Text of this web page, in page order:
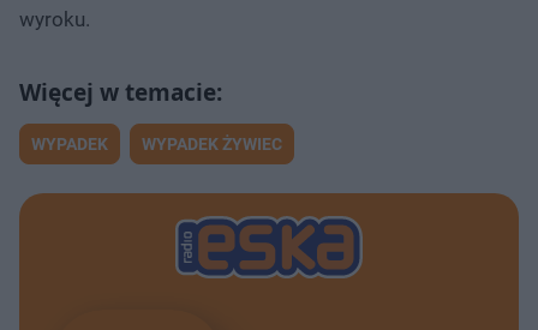
wyroku.
WYPADEK WYPADEK ŻYWIEC